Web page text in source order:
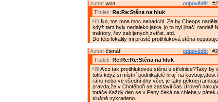
odpovědět |
Autor: won
Titulek: Re:Re:Stěna na hluk
No, tos mne moc nenadchl. Ze by Cheops
když tam byly nedaleko jatka, jo to byl jinačí randál!
traktory, řev zabíjených zvířat, atd.
Do této lokality mi prostě protihluková stěna
odpovědět |
Autor: čtenář
Titulek: Re:Re:Re:Stěna na hluk
A co tak protihlukovou stěnu u střelnice?Taky by
totiš,když si místní podnikatelé hrají na kovboje,dost
ráno nebo ve všední dny včer, je taky pěknej
pravda,že v Chotěboři se zastavil čas.Úroveň
totáče.Každý den se v Peny čeká na chleba,v pátek
slušně vykradeno.